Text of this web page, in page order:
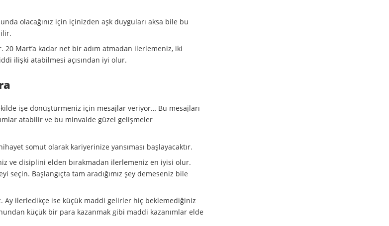
olacağınız için içinizden aşk duyguları aksa bile bu
Mart’a kadar net bir adım atmadan ilerlemeniz, iki
ilişki atabilmesi açısından iyi olur.
işe dönüştürmeniz için mesajlar veriyor… Bu mesajları
atabilir ve bu minvalde güzel gelişmeler
somut olarak kariyerinize yansıması başlayacaktır.
ve disiplini elden bırakmadan ilerlemeniz en iyisi olur.
seçin. Başlangıçta tam aradığımız şey demeseniz bile
Ay ilerledikçe ise küçük maddi gelirler hiç beklemediğiniz
küçük bir para kazanmak gibi maddi kazanımlar elde